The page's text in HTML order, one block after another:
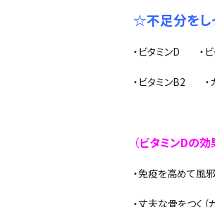
☆不足分をし
・ビタミンD ・
・ビタミンB2 ・
（ビタミンDの効
・免疫を高めて風
・丈夫な骨をつく